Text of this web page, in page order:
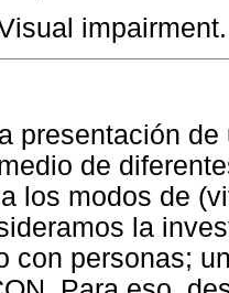
presentación
de
los modos de
la
con personas;